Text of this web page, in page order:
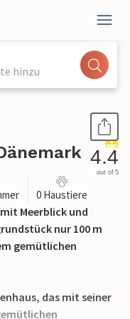
hinzu
4.4
out of 5
0 Haustiere
Meerblick und
nur 100 m
gemütlichen
das mit seiner